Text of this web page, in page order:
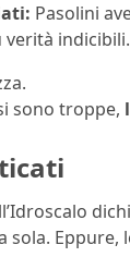
Pasolini
verità indicibili.
sono troppe,
sola.